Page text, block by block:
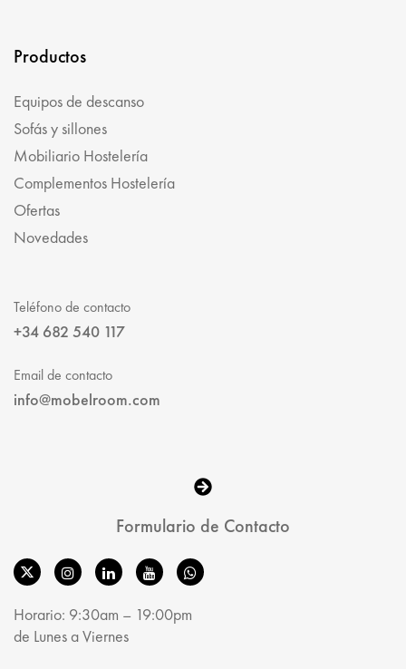
Productos
Equipos de descanso
Sofás y sillones
Mobiliario Hostelería
Complementos Hostelería
Ofertas
Novedades
Teléfono de contacto
+34 682 540 117
Email de contacto
info@mobelroom.com
Formulario de Contacto
Horario: 9:30am – 19:00pm
de Lunes a Viernes